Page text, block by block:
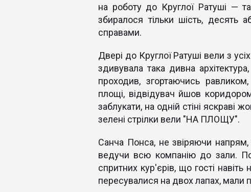
на роботу до Круглої Ратуші —
збиралося тільки шість, десять
справами.
Двері до Круглої Ратуші вели з
здивувала така дивна
проходив, згортаючись
площі, відвідувач йшов
заблукати, на одній стіні яскраві
зелені стрілки вели "НА ПЛОЩУ".
Санча Понса, не звіряючи
ведучи всю компанію до зали.
спритних кур'єрів, що гості
пересувалися на двох лапах, мали